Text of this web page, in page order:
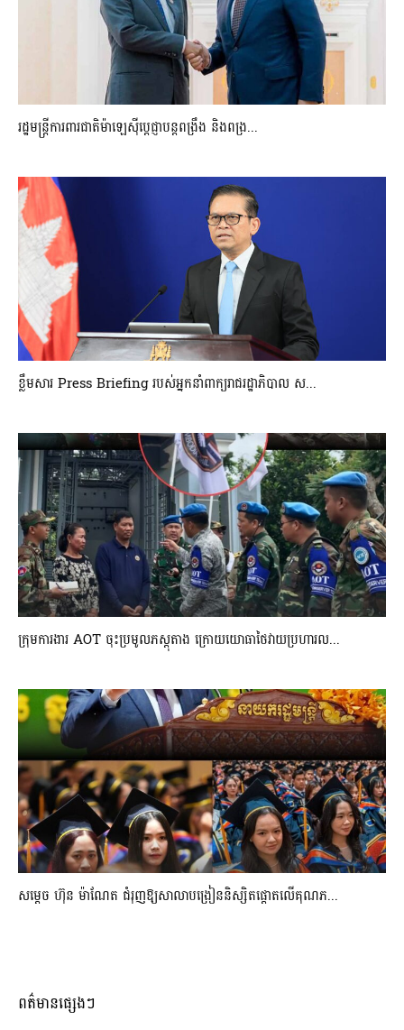
រដ្ឋមន្ត្រីការពារជាតិម៉ាឡេស៊ីប្ដេជ្ញាបន្តពង្រឹង និងពង្រ...
ខ្លឹមសារ Press Briefing របស់អ្នកនាំពាក្យរាជរដ្ឋាភិបាល ស...
ក្រុមការងារ AOT ចុះប្រមូលភស្តុតាង ក្រោយយោធាថៃវាយប្រហារល...
សម្តេច ហ៊ុន ម៉ាណែត ជំរុញឱ្យសាលាបង្រៀននិស្សិតផ្តោតលើគុណភ...
ពត៌មានផ្សេងៗ